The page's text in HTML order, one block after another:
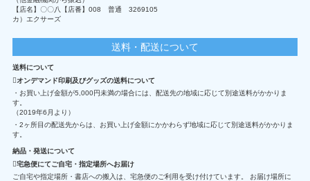
【店名】〇〇八【店番】008 普通 3269105
カ）エクサーズ
送料・配送について
送料について
オンデマンド印刷及びグッズの送料について
・お買い上げ金額が5,000円未満の場合には、配送先の地域に応じて別途送料がかかりま
す。
（2019年6月より）
・2ヶ所目の配送先からは、お買い上げ金額にかかわらず地域に応じて別途送料がかかりま
す。
納品・発送について
宅急便にてご自宅・指定場所へお届け
ご自宅や指定場所・書店への搬入は、宅急便のご利用を受け付けています。 お届け場所に